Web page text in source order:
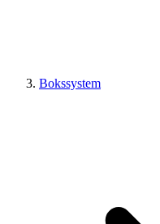
Bokssystem